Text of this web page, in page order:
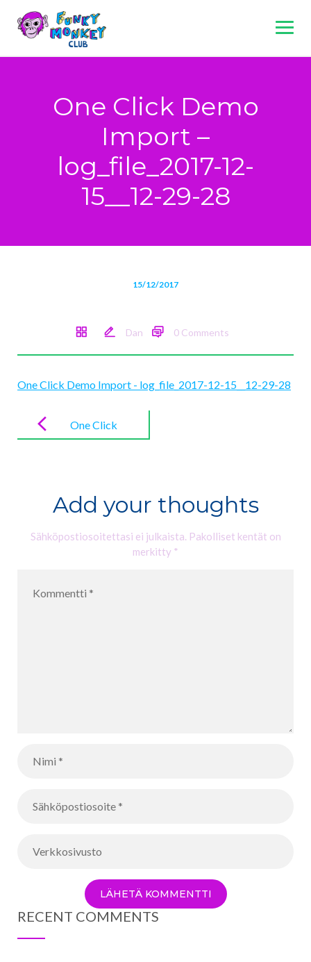
content
One Click Demo
Import –
log_file_2017-12-
15__12-29-28
15/12/2017
Dan 0 Comments
One Click Demo Import - log_file_2017-12-15__12-29-28
navigation
One Click
12-15__12-
29-28
Add your thoughts
Sähköpostiosoitettasi ei julkaista. Pakolliset kentät on
merkitty *
RECENT COMMENTS